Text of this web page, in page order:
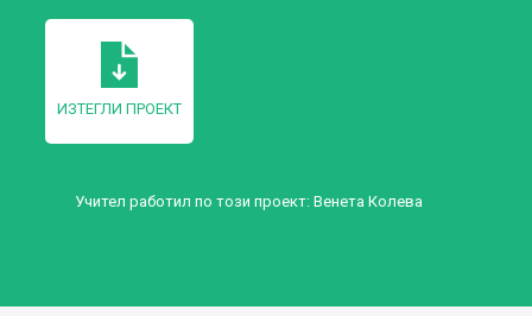
ИЗТЕГЛИ ПРОЕКТ
Учител работил по този проект: Венета Колева